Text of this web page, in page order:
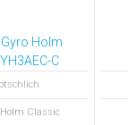
Holm
C
Classic